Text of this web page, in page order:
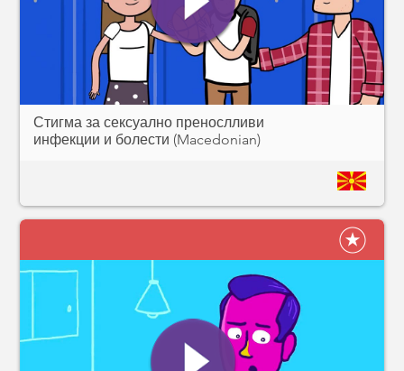
Стигма за сексуално пренослливи
инфекции и болести (Macedonian)